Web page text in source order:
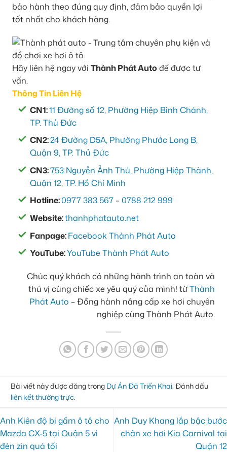
bảo hành theo đúng quy định, đảm bảo quyền lợi
tốt nhất cho khách hàng.
Hãy liên hệ ngay với Thành Phát Auto để được tư
vấn.
Thông Tin Liên Hệ
CN1:11 Đường số 12, Phường Hiệp Bình Chánh,
TP. Thủ Đức
CN2:24 Đường D5A, Phường Phước Long B,
Quận 9, TP. Thủ Đức
CN3:753 Nguyễn Ảnh Thủ, Phường Hiệp Thành,
Quận 12, TP. Hồ Chí Minh
Hotline:0977 383 567 –0788 212 999
Website:thanhphatauto.net
Fanpage:Facebook Thành Phát Auto
YouTube:YouTube Thành Phát Auto
Chúc quý khách có những hành trình an toàn và
thú vị cùng chiếc xe yêu quý của mình! từThành
Phát Auto – Đồng hành nâng cấp xe hơi chuyên
nghiệp cùng Thành Phát Auto.
Bài viết này được đăng trong Dự Án Đã Triển Khai. Đánh dấu
liên kết thường trực.
Anh Kiên độ bi gầm ô tô cho
Mazda CX-5 tại Quận 5 vì
đèn zin quá tối
Anh Duy Khang lắp bậc bước
chân xe hơi Kia Carnival tại
Quận 12